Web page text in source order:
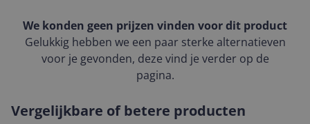
We konden geen prijzen vinden voor dit product
Gelukkig hebben we een paar sterke alternatieven
voor je gevonden, deze vind je verder op de
pagina.
Vergelijkbare of betere producten